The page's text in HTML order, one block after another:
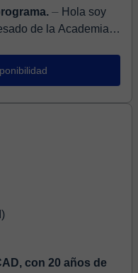
⏤ Hola soy
de la Academia
8...
con 20 años de